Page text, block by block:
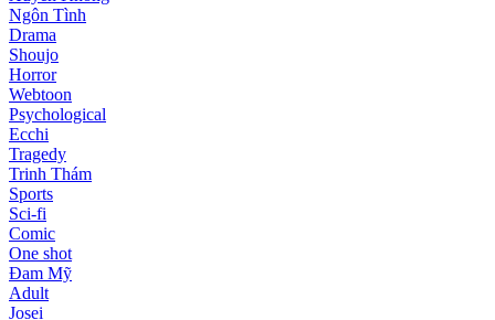
Ngôn Tình
Drama
Shoujo
Horror
Webtoon
Psychological
Ecchi
Tragedy
Trinh Thám
Sports
Sci-fi
Comic
One shot
Đam Mỹ
Adult
Josei